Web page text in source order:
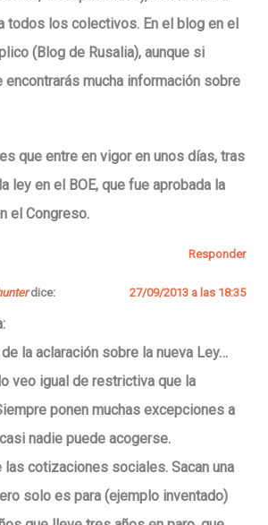
todos los colectivos. En el blog en el
(Blog de Rusalia), aunque si
encontrarás mucha información sobre
que entre en vigor en unos días, tras
ley en el BOE, que fue aprobada la
el Congreso.
Responder
dice: 27/09/2013 a las 18:35
la aclaración sobre la nueva Ley…
veo igual de restrictiva que la
ponen muchas excepciones a
nadie puede acogerse.
las cotizaciones sociales. Sacan una
solo es para (ejemplo inventado)